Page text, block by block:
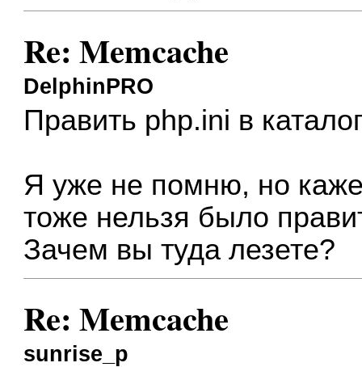
Re: Memcache
DelphinPRO
Править php.ini в
Я уже не помню, но
тоже нельзя было
Зачем вы туда лезете?
Re: Memcache
sunrise_p